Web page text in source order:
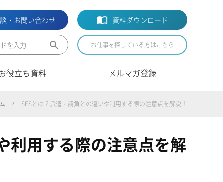
・お問い合わせ 資料ダウンロード
search お仕事を探している方はこちら
お役立ち資料 メルマガ登録
SESとは？派遣・請負との違いや利用する際の注意点を解説！
利用する際の注意点を解